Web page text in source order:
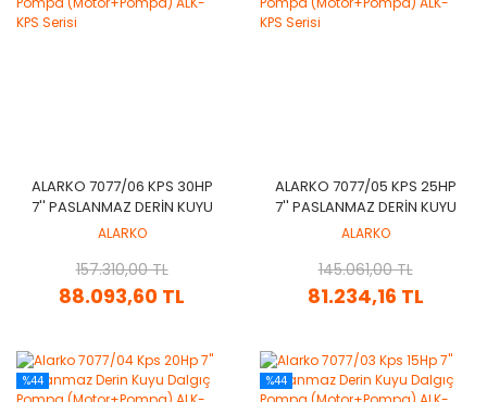
ALARKO 7077/06 KPS 30HP
7'' PASLANMAZ DERIN KUYU
DALGIÇ POMPA
SERISI
ALARKO
88.093,60 TL
157.310,00 TL
ALARKO 7077/05 KPS 25HP
7'' PASLANMAZ DERIN KUYU
DALGIÇ POMPA
SERISI
ALARKO
81.234,16 TL
145.061,00 TL
%44 %44